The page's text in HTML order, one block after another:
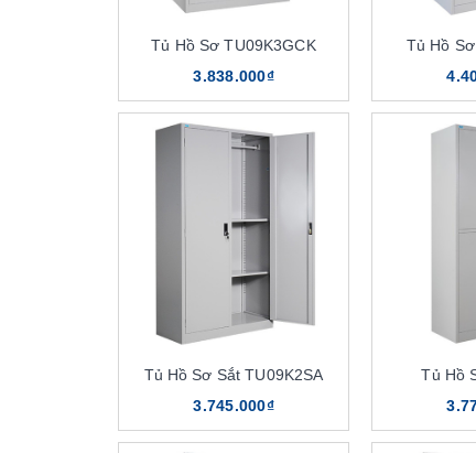
Tủ Hồ Sơ TU09K3GCK
3.838.000₫
Tủ Hồ
Tủ Hồ Sơ Sắt TU09K2SA
3.745.000₫
Tủ Hồ